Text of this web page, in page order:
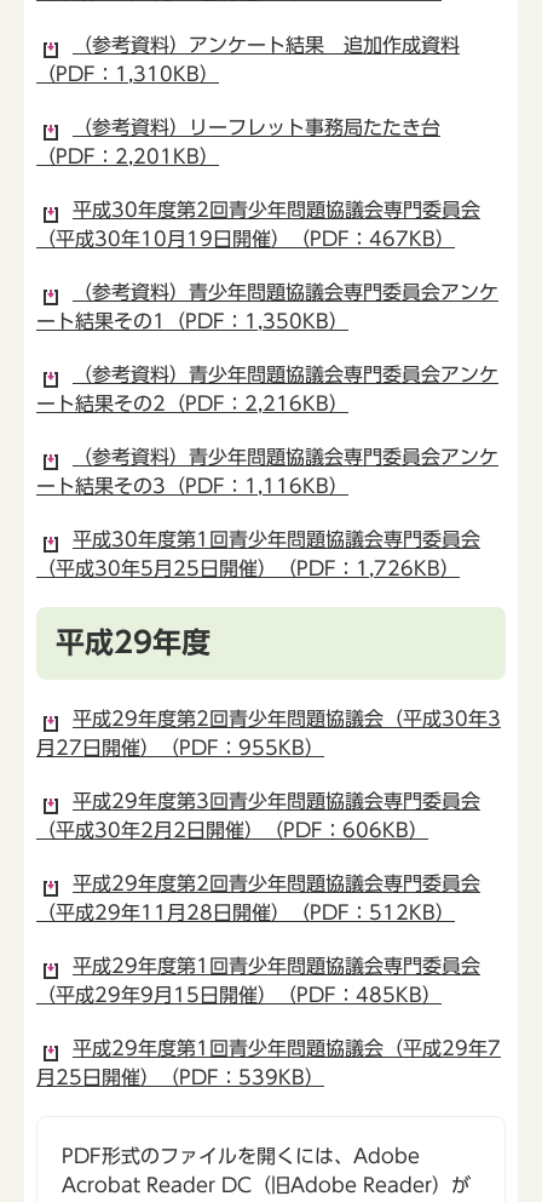
（参考資料）アンケート結果 追加作成資料
（PDF：1,310KB）
（参考資料）リーフレット事務局たたき台
（PDF：2,201KB）
平成30年度第2回青少年問題協議会専門委員会
（平成30年10月19日開催）（PDF：467KB）
（参考資料）青少年問題協議会専門委員会アンケ
ート結果その1（PDF：1,350KB）
（参考資料）青少年問題協議会専門委員会アンケ
ート結果その2（PDF：2,216KB）
（参考資料）青少年問題協議会専門委員会アンケ
ート結果その3（PDF：1,116KB）
平成30年度第1回青少年問題協議会専門委員会
（平成30年5月25日開催）（PDF：1,726KB）
平成29年度
平成29年度第2回青少年問題協議会（平成30年3
月27日開催）（PDF：955KB）
平成29年度第3回青少年問題協議会専門委員会
（平成30年2月2日開催）（PDF：606KB）
平成29年度第2回青少年問題協議会専門委員会
（平成29年11月28日開催）（PDF：512KB）
平成29年度第1回青少年問題協議会専門委員会
（平成29年9月15日開催）（PDF：485KB）
平成29年度第1回青少年問題協議会（平成29年7
月25日開催）（PDF：539KB）
PDF形式のファイルを開くには、Adobe
Acrobat Reader DC（旧Adobe Reader）が